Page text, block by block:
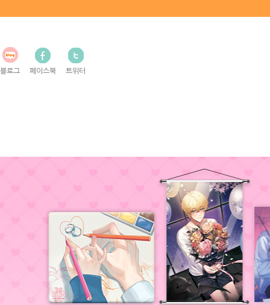
블로그 페이스북 트위터